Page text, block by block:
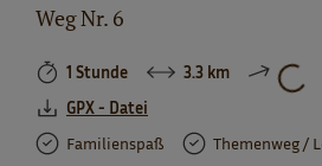
Weg Nr. 6
1 Stunde
3.3 km
GPX - Datei
Familienspaß
Themenweg /